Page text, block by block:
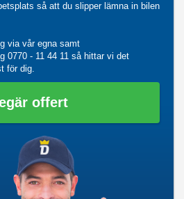
så att du slipper lämna in bilen
via vår egna samt
0770 - 11 44 11 så hittar vi det
för dig.
offert